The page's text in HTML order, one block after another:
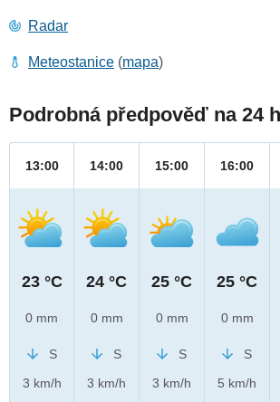
Radar
Meteostanice (mapa)
Podrobná předpověď na 24
13:00
23 °C
0 mm
S
3 km/h
14:00
24 °C
0 mm
S
3 km/h
15:00
25 °C
0 mm
S
3 km/h
16:00
25 °C
0 mm
S
5 km/h